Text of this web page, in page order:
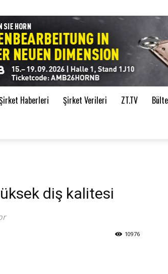
Haberleri Şirket Verileri ZT.TV
diş kalitesi
10976